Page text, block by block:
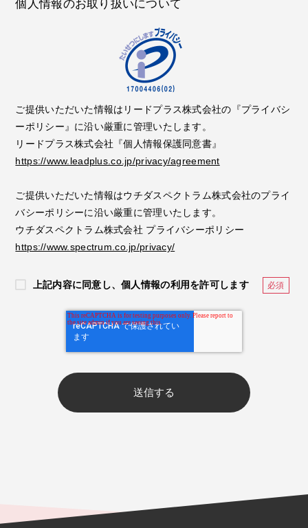
個人情報のお取り扱いについて
ご提供いただいた情報はリードプラス株式会社の『プライバシ
ーポリシー』に沿い厳重に管理いたします。
リードプラス株式会社『個人情報保護同意書』
https://www.leadplus.co.jp/privacy/agreement
ご提供いただいた情報はウチダスペクトラム株式会社のプライ
バシーポリシーに沿い厳重に管理いたします。
ウチダスペクトラム株式会社 プライバシーポリシー
https://www.spectrum.co.jp/privacy/
上記内容に同意し、個人情報の利用を許可します